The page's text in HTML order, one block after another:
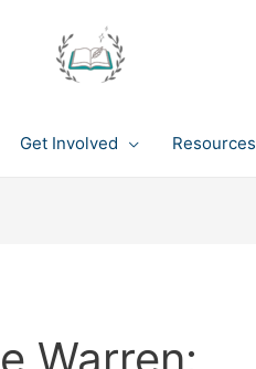
Get Involved Resources